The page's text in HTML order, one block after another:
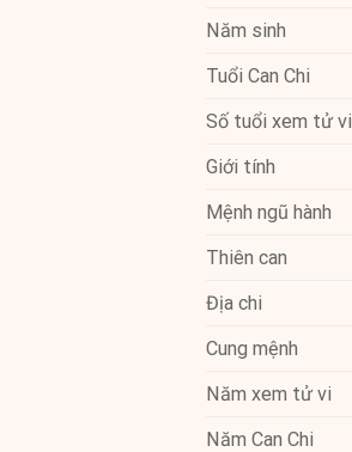
Năm sinh
Tuổi Can Chi
Số tuổi xem tử vi
Giới tính
Mệnh ngũ hành
Thiên can
Địa chi
Cung mệnh
Năm xem tử vi
Năm Can Chi